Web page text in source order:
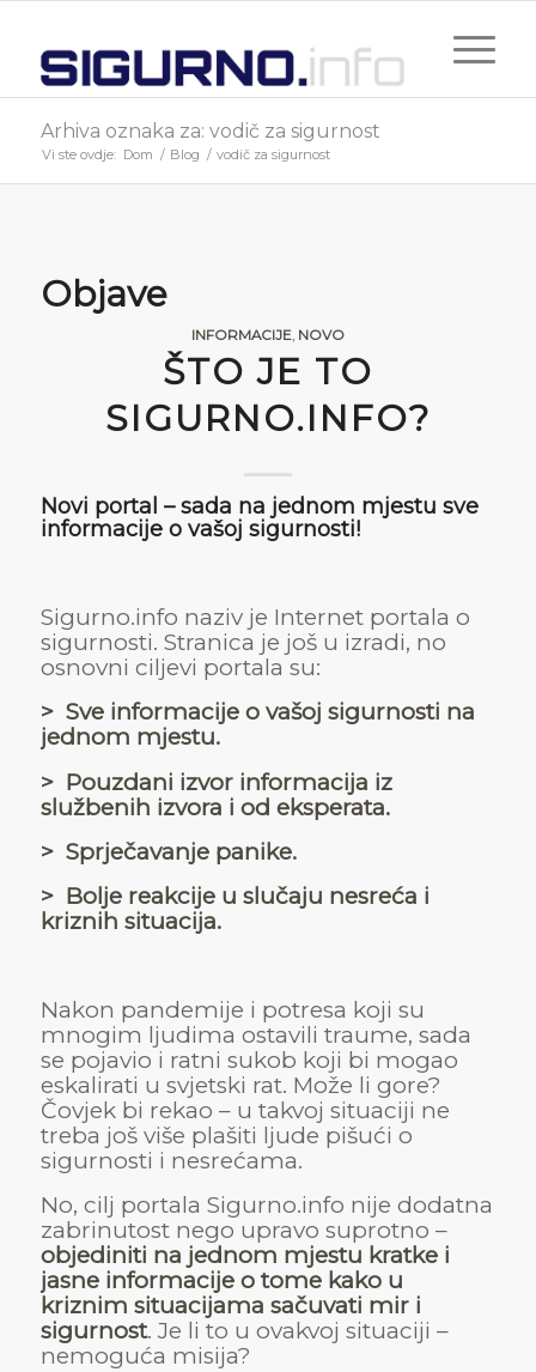
Arhiva oznaka za: vodič za sigurnost
Vi ste ovdje: Dom / Blog / vodič za sigurnost
Objave
INFORMACIJE, NOVO
ŠTO JE TO
SIGURNO.INFO?
Novi portal – sada na jednom mjestu sve
informacije o vašoj sigurnosti!
Sigurno.info naziv je Internet portala o
sigurnosti. Stranica je još u izradi, no
osnovni ciljevi portala su:
> Sve informacije o vašoj sigurnosti na
jednom mjestu.
> Pouzdani izvor informacija iz
službenih izvora i od eksperata.
> Sprječavanje panike.
> Bolje reakcije u slučaju nesreća i
kriznih situacija.
Nakon pandemije i potresa koji su
mnogim ljudima ostavili traume, sada
se pojavio i ratni sukob koji bi mogao
eskalirati u svjetski rat. Može li gore?
Čovjek bi rekao – u takvoj situaciji ne
treba još više plašiti ljude pišući o
sigurnosti i nesrećama.
No, cilj portala Sigurno.info nije dodatna
zabrinutost nego upravo suprotno –
objediniti na jednom mjestu kratke i
jasne informacije o tome kako u
kriznim situacijama sačuvati mir i
sigurnost. Je li to u ovakvoj situaciji –
nemoguća misija?